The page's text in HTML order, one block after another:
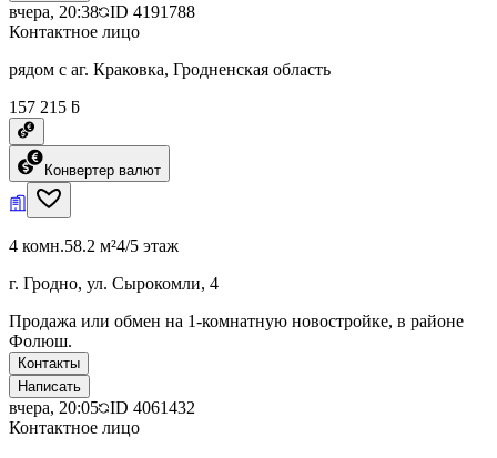
вчера, 20:38 ID 4191788
Контактное лицо
рядом с аг. Краковка, Гродненская область
157 215 ƃ
Конвертер валют
4 комн.58.2 м²4/5 этаж
г. Гродно, ул. Сырокомли, 4
Продажа или обмен на 1-комнатную новостройке, в районе
Фолюш.
Контакты
Написать
вчера, 20:05 ID 4061432
Контактное лицо